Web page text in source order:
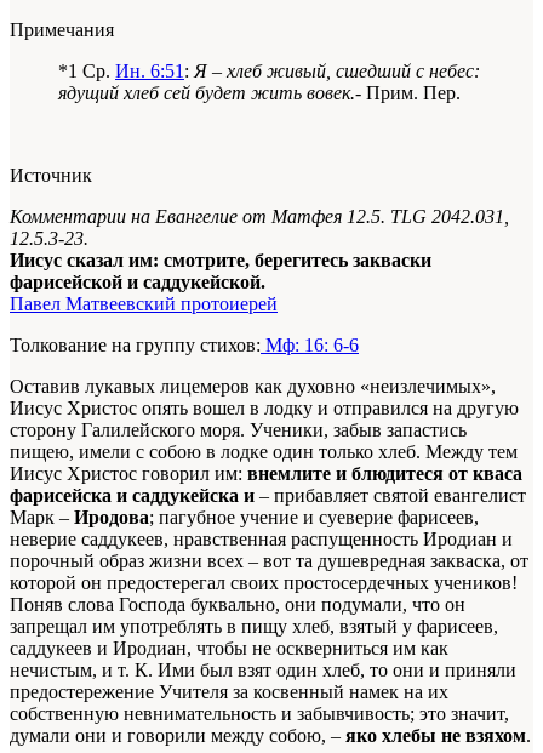
Примечания
*1 Ср. Ин. 6:51 : Я – хлеб живый, сшедший с небес:
ядущий хлеб сей будет жить вовек.- Прим. Пер.
Источник
Комментарии на Евангелие от Матфея 12.5. TLG 2042.031,
12.5.3-23.
Иисус сказал им: смотрите, берегитесь закваски
фарисейской и саддукейской.
Павел Матвеевский протоиерей
Толкование на группу стихов: Мф: 16: 6-6
Оставив лукавых лицемеров как духовно «неизлечимых»,
Иисус Христос опять вошел в лодку и отправился на другую
сторону Галилейского моря. Ученики, забыв запастись
пищею, имели с собою в лодке один только хлеб. Между тем
Иисус Христос говорил им: внемлите и блюдитеся от кваса
фарисейска и саддукейска и – прибавляет святой евангелист
Марк – Иродова; пагубное учение и суеверие фарисеев,
неверие саддукеев, нравственная распущенность Иродиан и
порочный образ жизни всех – вот та душевредная закваска, от
которой он предостерегал своих простосердечных учеников!
Поняв слова Господа буквально, они подумали, что он
запрещал им употреблять в пищу хлеб, взятый у фарисеев,
саддукеев и Иродиан, чтобы не оскверниться им как
нечистым, и т. К. Ими был взят один хлеб, то они и приняли
предостережение Учителя за косвенный намек на их
собственную невнимательность и забывчивость; это значит,
думали они и говорили между собою, – яко хлебы не взяхом.